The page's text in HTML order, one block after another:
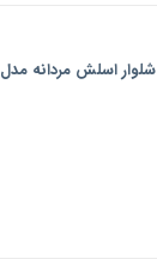
شلوار اسلش مردانه مدل 1803